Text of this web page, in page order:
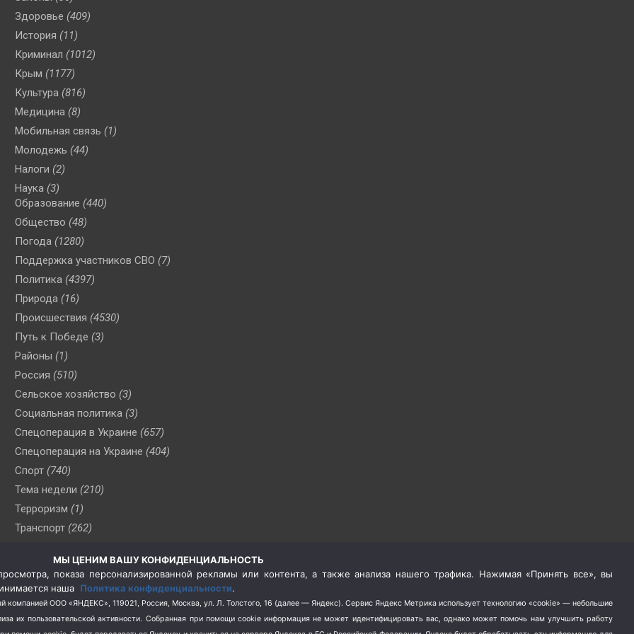
Здоровье (409)
История (11)
Криминал (1012)
Крым (1177)
Культура (816)
Медицина (8)
Мобильная связь (1)
Молодежь (44)
Налоги (2)
Наука (3)
Образование (440)
Общество (48)
Погода (1280)
Поддержка участников СВО (7)
Политика (4397)
Природа (16)
Происшествия (4530)
Путь к Победе (3)
Районы (1)
Россия (510)
Сельское хозяйство (3)
Социальная политика (3)
Спецоперация в Украине (657)
Спецоперация на Украине (404)
Спорт (740)
Тема недели (210)
Терроризм (1)
Транспорт (262)
(76)
Цены (2)
Школа и спорт (2)
Экология (8)
МЫ ЦЕНИМ ВАШУ КОНФИДЕНЦИАЛЬНОСТЬ
показа персонализированной рекламы или контента, а также анализа нашего трафика. Нажимая «Принять все», вы
наша Политика конфиденциальности.
компанией ООО «ЯНДЕКС», 119021, Россия, Москва, ул. Л. Толстого, 16 (далее — Яндекс). Сервис Яндекс Метрика использует технологию «cookie» — небольшие
их пользовательской активности. Собранная при помощи cookie информация не может идентифицировать вас, однако может помочь нам улучшить работу